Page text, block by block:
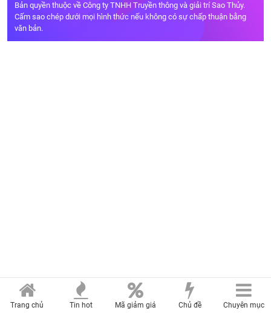
Bản quyền thuộc về Công ty TNHH Truyền thông và giải trí Sao Thủy.
Cấm sao chép dưới mọi hình thức nếu không có sự chấp thuận bằng
văn bản.
Trang chủ Tin hot Mã giảm giá Chủ đề Chuyên mục